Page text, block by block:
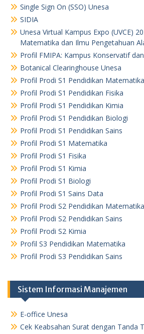
Single Sign On (SSO) Unesa
SIDIA
Unesa Virtual Kampus Expo (UVCE)
Matematika dan Ilmu Pengetahuan
Profil FMIPA: Kampus Konservatif
Botanical Clearinghouse Unesa
Profil Prodi S1 Pendidikan Matematika
Profil Prodi S1 Pendidikan Fisika
Profil Prodi S1 Pendidikan Kimia
Profil Prodi S1 Pendidikan Biologi
Profil Prodi S1 Pendidikan Sains
Profil Prodi S1 Matematika
Profil Prodi S1 Fisika
Profil Prodi S1 Kimia
Profil Prodi S1 Biologi
Profil Prodi S1 Sains Data
Profil Prodi S2 Pendidikan Matematika
Profil Prodi S2 Pendidikan Sains
Profil Prodi S2 Kimia
Profil S3 Pendidikan Matematika
Profil Prodi S3 Pendidikan Sains
Sistem Informasi Manajemen
E-office Unesa
Cek Keabsahan Surat dengan Tanda